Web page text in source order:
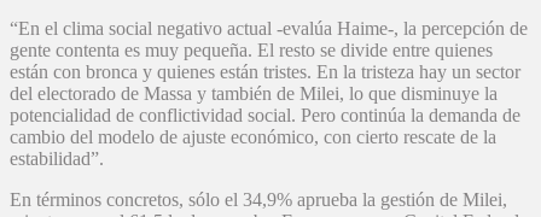
“En el clima social negativo actual -evalúa Haime-, la percepción de
gente contenta es muy pequeña. El resto se divide entre quienes
están con bronca y quienes están tristes. En la tristeza hay un sector
del electorado de Massa y también de Milei, lo que disminuye la
potencialidad de conflictividad social. Pero continúa la demanda de
cambio del modelo de ajuste económico, con cierto rescate de la
estabilidad”.
En términos concretos, sólo el 34,9% aprueba la gestión de Milei,